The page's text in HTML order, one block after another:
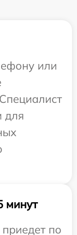
или
для
минут
по